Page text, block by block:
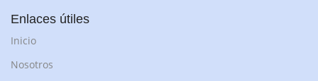
Enlaces útiles
Inicio
Nosotros